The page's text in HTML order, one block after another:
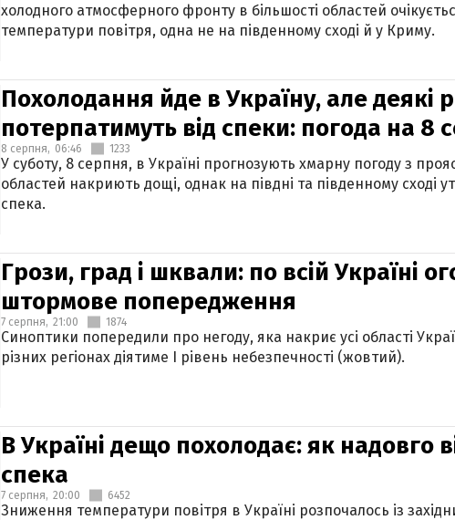
холодного атмосферного фронту в більшості областей
температури повітря, одна не на південному сході й у Криму.
Похолодання йде в Україну, але деякі
потерпатимуть від спеки: погода на 8
8 серпня, 06:46 1233
У суботу, 8 серпня, в Україні прогнозують хмарну погоду з
областей накриють дощі, однак на півдні та південному сході
спека.
Грози, град і шквали: по всій Україні
штормове попередження
7 серпня, 21:00 1874
Синоптики попередили про негоду, яка накриє усі області
різних регіонах діятиме І рівень небезпечності (жовтий).
В Україні дещо похолодає: як надовго
спека
7 серпня, 20:00 6452
Зниження температури повітря в Україні розпочалось із